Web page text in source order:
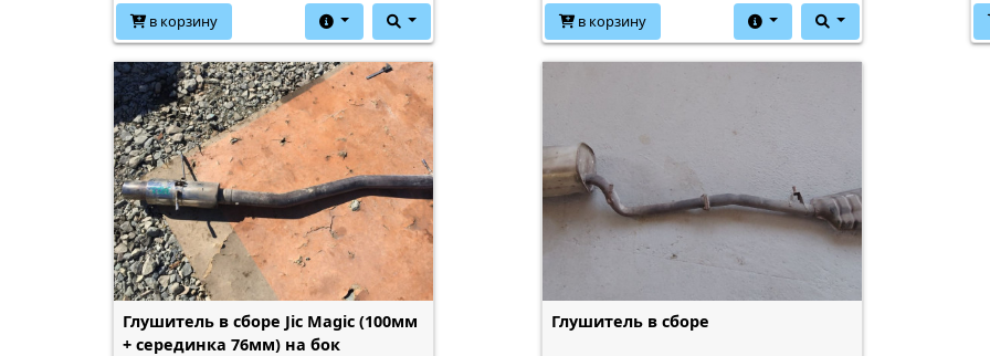
в корзину в корзину
Глушитель в сборе Jic Magic (100мм
+ серединка 76мм) на бок
Глушитель в сборе